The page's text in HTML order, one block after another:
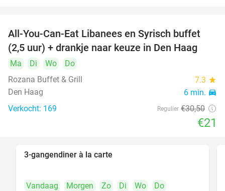
31%
All-You-Can-Eat Libanees en Syrisch buffet
(2,5 uur) + drankje naar keuze in Den Haag
Ma Di Wo
Do
Rozana Buffet & Grill
7.3 star
Den Haag 6 min. directions_car
Verkocht: 169 Regulier €30,50
€21
3-gangendiner à la carte
Vandaag Morgen Zo Di Wo
Do